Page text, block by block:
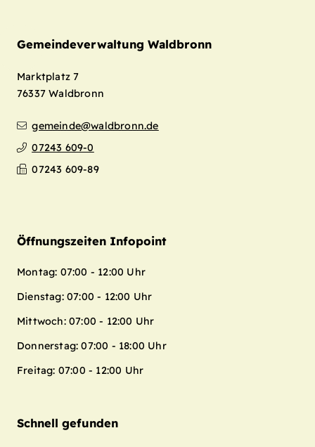
Gemeindeverwaltung Waldbronn
Marktplatz 7
76337 Waldbronn
gemeinde@waldbronn.de
07243 609-0
07243 609-89
Öffnungszeiten Infopoint
Montag: 07:00 - 12:00 Uhr
Dienstag: 07:00 - 12:00 Uhr
Mittwoch: 07:00 - 12:00 Uhr
Donnerstag: 07:00 - 18:00 Uhr
Freitag: 07:00 - 12:00 Uhr
Schnell gefunden